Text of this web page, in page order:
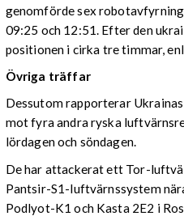
genomförde sex
09:25 och 12:51. Efter den
positionen i cirka tre timmar,
Övriga träffar
Dessutom rapporterar
mot fyra andra ryska
lördagen och söndagen.
De har attackerat ett Tor-
Pantsir-S1-luftvärnssystem
Podlyot-K1 och Kasta 2E2 i